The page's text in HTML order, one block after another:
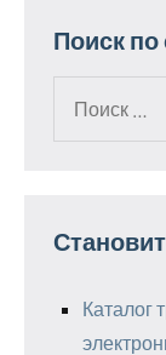
Поиск по
Каталог